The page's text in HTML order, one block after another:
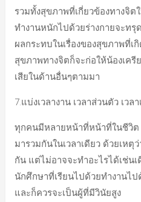
รวมทั้งสุขภาพที่เกี่ยวข้องทางจิ
ทำงานหนักไปด้วยร่างกายจะทรุ
ผลกระทบในเรื่องของสุขภาพที่เ
สุขภาพทางจิตก็จะก่อให้น้องเค
เสียในด้านอื่นๆตามมา
7.แบ่งเวลางาน เวลาส่วนตัว เวล
ทุกคนมีหลายหน้าที่หน้าที่ในชีวิต
มารวมกันในเวลาเดียว ด้วยเหตุ
กัน แต่ไม่อาจจะทำอะไรได้เช่น
นักศึกษาที่เรียนไปด้วยทำงานไ
และก็ควรจะเป็นผู้ที่มีวินัยสูง